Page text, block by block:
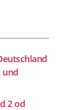
und
2 od